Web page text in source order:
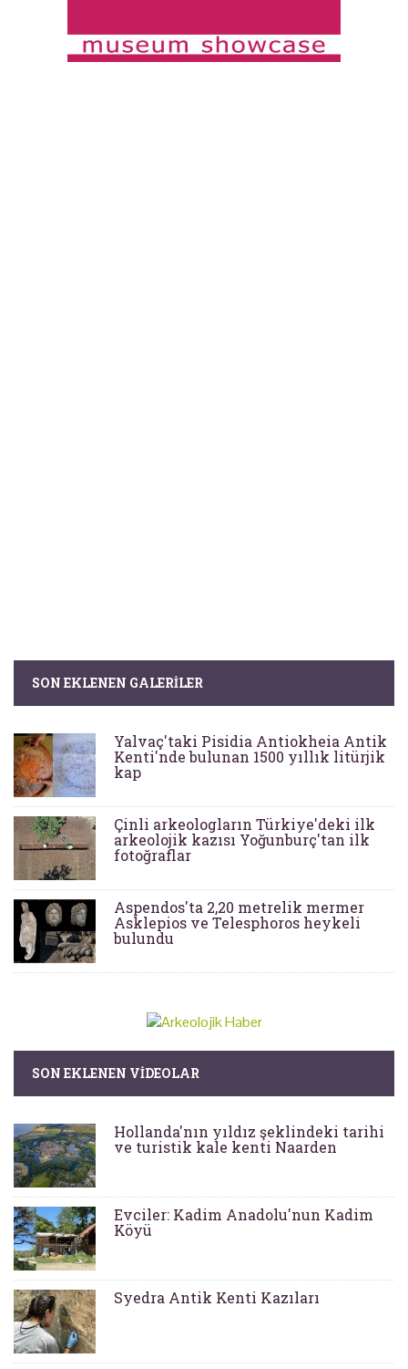
SON EKLENEN GALERILER
Yalvaç'taki Pisidia Antiokheia Antik
Kenti'nde bulunan 1500 yıllık litürjik
kap
Çinli arkeologların Türkiye'deki ilk
arkeolojik kazısı Yoğunburç'tan ilk
fotoğraflar
Aspendos'ta 2,20 metrelik mermer
Asklepios ve Telesphoros heykeli
bulundu
SON EKLENEN VIDEOLAR
Hollanda'nın yıldız şeklindeki tarihi
ve turistik kale kenti Naarden
Evciler: Kadim Anadolu'nun Kadim
Köyü
Syedra Antik Kenti Kazıları